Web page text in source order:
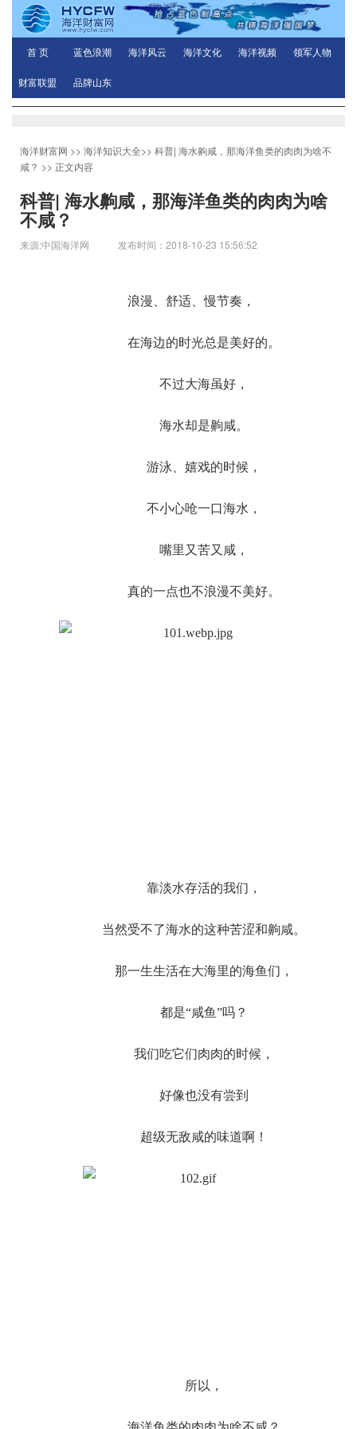
首 页 蓝色浪潮 海洋风云 海洋文化 海洋视频 领军人物
财富联盟 品牌山东
海洋财富网 >> 海洋知识大全>> 科普| 海水齁咸，那海洋鱼类的肉肉为啥不
咸？ >> 正文内容
科普| 海水齁咸，那海洋鱼类的肉肉为啥
不咸？
来源:中国海洋网 发布时间：2018-10-23 15:56:52
浪漫、舒适、慢节奏，
在海边的时光总是美好的。
不过大海虽好，
海水却是齁咸。
游泳、嬉戏的时候，
不小心呛一口海水，
嘴里又苦又咸，
真的一点也不浪漫不美好。
靠淡水存活的我们，
当然受不了海水的这种苦涩和齁咸。
那一生生活在大海里的海鱼们，
都是“咸鱼”吗？
我们吃它们肉肉的时候，
好像也没有尝到
超级无敌咸的味道啊！
所以，